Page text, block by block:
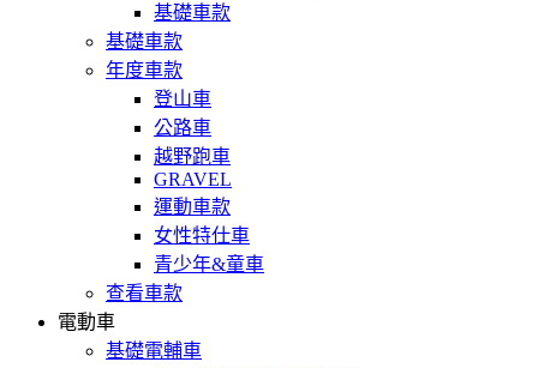
基礎車款
基礎車款
年度車款
登山車
公路車
越野跑車
GRAVEL
運動車款
女性特仕車
青少年&童車
查看車款
電動車
基礎電輔車